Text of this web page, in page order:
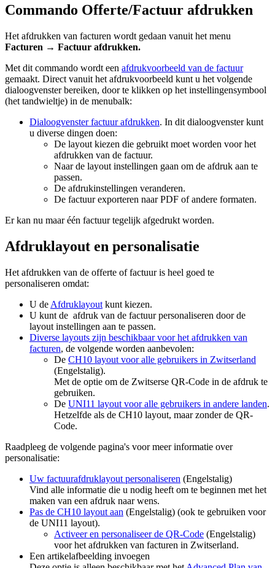
Commando Offerte/Factuur afdrukken
Het afdrukken van facturen wordt gedaan vanuit het menu
Facturen → Factuur afdrukken.
Met dit commando wordt een afdrukvoorbeeld van de factuur
gemaakt. Direct vanuit het afdrukvoorbeeld kunt u het volgende
dialoogvenster bereiken, door te klikken op het instellingensymbool
(het tandwieltje) in de menubalk:
Dialoogvenster factuur afdrukken. In dit dialoogvenster kunt
u diverse dingen doen:
De layout kiezen die gebruikt moet worden voor het
afdrukken van de factuur.
Naar de layout instellingen gaan om de afdruk aan te
passen.
De afdrukinstellingen veranderen.
De factuur exporteren naar PDF of andere formaten.
Er kan nu maar één factuur tegelijk afgedrukt worden.
Afdruklayout en personalisatie
Het afdrukken van de offerte of factuur is heel goed te
personaliseren omdat:
U de Afdruklayout kunt kiezen.
U kunt de afdruk van de factuur personaliseren door de
layout instellingen aan te passen.
Diverse layouts zijn beschikbaar voor het afdrukken van
facturen, de volgende worden aanbevolen:
De CH10 layout voor alle gebruikers in Zwitserland
(Engelstalig).
Met de optie om de Zwitserse QR-Code in de afdruk te
gebruiken.
De UNI11 layout voor alle gebruikers in andere landen.
Hetzelfde als de CH10 layout, maar zonder de QR-
Code.
Raadpleeg de volgende pagina's voor meer informatie over
personalisatie:
Uw factuurafdruklayout personaliseren (Engelstalig)
Vind alle informatie die u nodig heeft om te beginnen met het
maken van een afdruk naar wens.
Pas de CH10 layout aan (Engelstalig) (ook te gebruiken voor
de UNI11 layout).
Activeer en personaliseer de QR-Code (Engelstalig)
voor het afdrukken van facturen in Zwitserland.
Een artikelafbeelding invoegen